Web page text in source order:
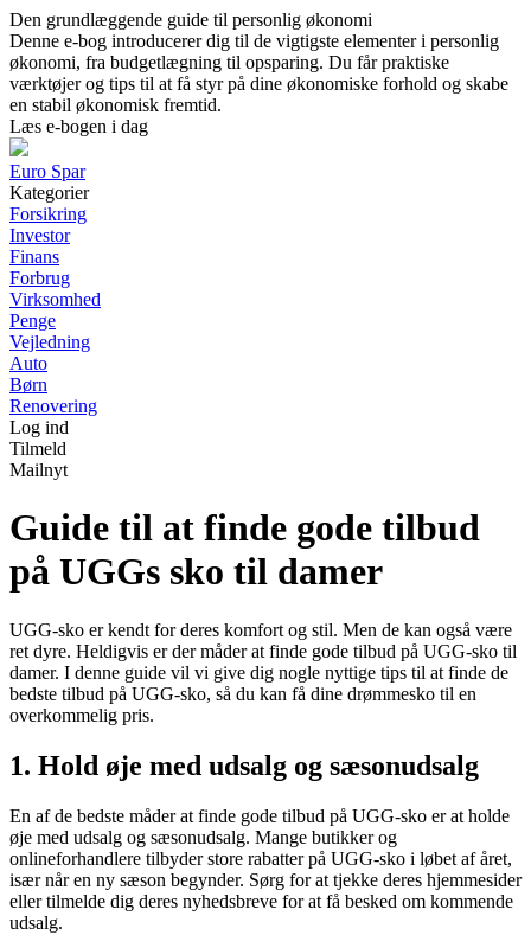
Den grundlæggende guide til personlig økonomi
Denne e-bog introducerer dig til de vigtigste elementer i personlig
økonomi, fra budgetlægning til opsparing. Du får praktiske
værktøjer og tips til at få styr på dine økonomiske forhold og skabe
en stabil økonomisk fremtid.
Læs e-bogen i dag
Euro Spar
Kategorier
Forsikring
Investor
Finans
Forbrug
Virksomhed
Penge
Vejledning
Auto
Børn
Renovering
Log ind
Tilmeld
Mailnyt
Guide til at finde gode tilbud
på UGGs sko til damer
UGG-sko er kendt for deres komfort og stil. Men de kan også være
ret dyre. Heldigvis er der måder at finde gode tilbud på UGG-sko til
damer. I denne guide vil vi give dig nogle nyttige tips til at finde de
bedste tilbud på UGG-sko, så du kan få dine drømmesko til en
overkommelig pris.
1. Hold øje med udsalg og sæsonudsalg
En af de bedste måder at finde gode tilbud på UGG-sko er at holde
øje med udsalg og sæsonudsalg. Mange butikker og
onlineforhandlere tilbyder store rabatter på UGG-sko i løbet af året,
især når en ny sæson begynder. Sørg for at tjekke deres hjemmesider
eller tilmelde dig deres nyhedsbreve for at få besked om kommende
udsalg.